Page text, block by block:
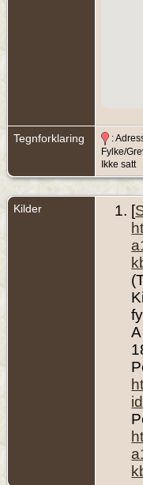
Tegnforklaring :
Fylke/
Ikke satt
Kilder [